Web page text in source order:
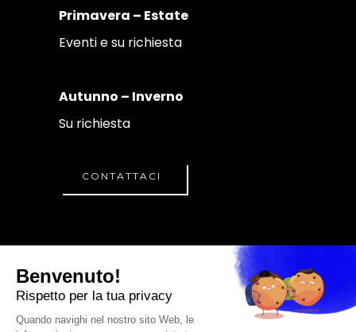
Primavera – Estate
Eventi e su richiesta
Autunno – Inverno
Su richiesta
CONTATTACI